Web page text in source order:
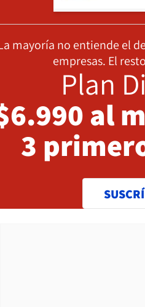
mayoría no entiende el
empresas. El
Plan
al
3